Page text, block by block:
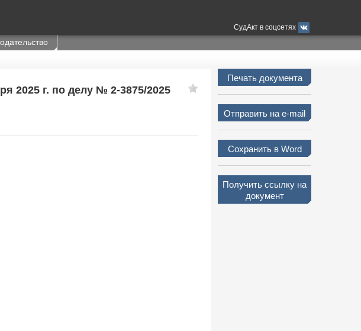
СудАкт в соцсетях
2025 г. по делу № 2-3875/2025
Печать документа
Отправить на e-mail
Сохранить в Word
Получить ссылку на
документ